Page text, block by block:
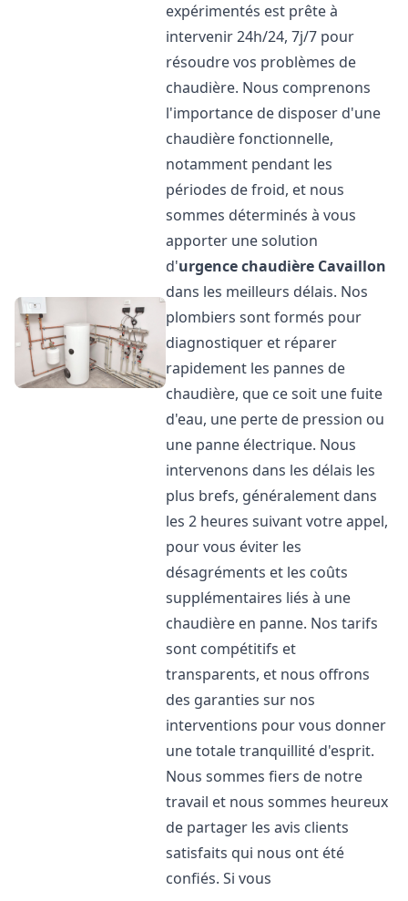
expérimentés est prête à
intervenir 24h/24, 7j/7 pour
résoudre vos problèmes de
chaudière. Nous comprenons
l'importance de disposer d'une
chaudière fonctionnelle,
notamment pendant les
périodes de froid, et nous
sommes déterminés à vous
apporter une solution
d'urgence chaudière Cavaillon
dans les meilleurs délais. Nos
plombiers sont formés pour
diagnostiquer et réparer
rapidement les pannes de
chaudière, que ce soit une fuite
d'eau, une perte de pression ou
une panne électrique. Nous
intervenons dans les délais les
plus brefs, généralement dans
les 2 heures suivant votre appel,
pour vous éviter les
désagréments et les coûts
supplémentaires liés à une
chaudière en panne. Nos tarifs
sont compétitifs et
transparents, et nous offrons
des garanties sur nos
interventions pour vous donner
une totale tranquillité d'esprit.
Nous sommes fiers de notre
travail et nous sommes heureux
de partager les avis clients
satisfaits qui nous ont été
confiés. Si vous